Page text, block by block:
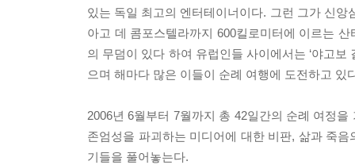
있는 독일 최고의 엔터테이너이다. 그런 그가 신
아고 데 콤포스텔라까지 600킬로미터에 이르는
의 무덤이 있다 하여 유럽인들 사이에서는 ‘야고보
으며 해마다 많은 이들이 순례 여행에 도전하고 있
2006년 6월부터 7월까지 총 42일간의 순례 여정
존엄성을 파괴하는 미디어에 대한 비판, 삶과 죽
기들을 풀어놓는다.